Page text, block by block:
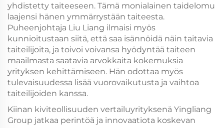
yhdistetty taiteeseen. Tämä monialainen taidelomu
laajensi hänen ymmärrystään taiteesta.
Puheenjohtaja Liu Liang ilmaisi myös
kunnioitustaan siitä, että saa isännöidä näin taitavia
taiteilijoita, ja toivoi voivansa hyödyntää taiteen
maailmasta saatavia arvokkaita kokemuksia
yrityksen kehittämiseen. Hän odottaa myös
tulevaisuudessa lisää vuorovaikutusta ja vaihtoa
taiteilijoiden kanssa.
Kiinan kiviteollisuuden vertailuyrityksenä Yingliang
Group jatkaa perintöä ja innovaatiota koskevan